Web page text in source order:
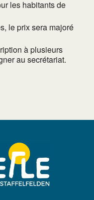
les habitants de
le prix sera majoré
à plusieurs
au secrétariat.